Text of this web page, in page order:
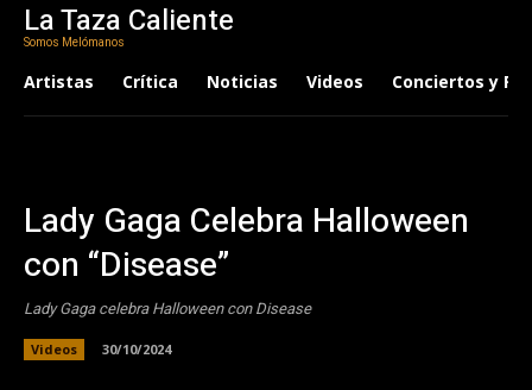
La Taza Caliente
Somos Melómanos
Artistas Crítica Noticias Videos Conciertos y
Lady Gaga Celebra Halloween
con “Disease”
Lady Gaga celebra Halloween con Disease
Videos 30/10/2024